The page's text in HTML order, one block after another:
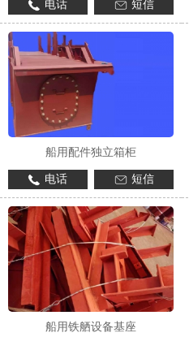
电话 短信
船用配件独立箱柜
电话 短信
船用铁舾设备基座